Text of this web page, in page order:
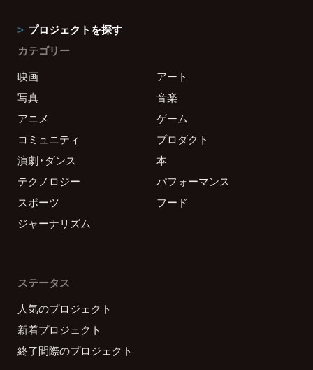
プロジェクトを探す
カテゴリー
映画
アート
写真
音楽
アニメ
ゲーム
コミュニティ
プロダクト
演劇・ダンス
本
テクノロジー
パフォーマンス
スポーツ
フード
ジャーナリズム
ステータス
人気のプロジェクト
新着プロジェクト
終了間際のプロジェクト